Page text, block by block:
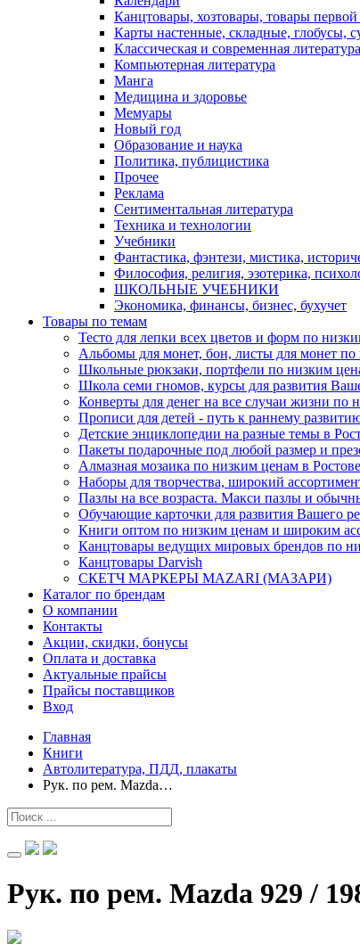
Канцтовары, хозтовары, товары
Карты настенные, складные, глобусы,
Классическая и современная литература
Компьютерная литература
Манга
Медицина и здоровье
Мемуары
Новый год
Образование и наука
Политика, публицистика
Прочее
Реклама
Сентиментальная литература
Техника и технологии
Учебники
Фантастика, фэнтези, мистика,
Философия, религия, эзотерика,
ШКОЛЬНЫЕ УЧЕБНИКИ
Экономика, финансы, бизнес, бухучет
Товары по темам
Тесто для лепки всех цветов и форм по
Альбомы для монет, бон, листы для монет
Школьные рюкзаки, портфели по низким
Школа семи гномов, курсы для развития
Конверты для денег на все случаи жизни по
Прописи для детей - путь к раннему
Детские энциклопедии на разные темы в
Пакеты подарочные под любой размер и
Алмазная мозаика по низким ценам в
Наборы для творчества, широкий
Пазлы на все возраста. Макси пазлы и
Обучающие карточки для развития Вашего
Книги оптом по низким ценам и широким
Канцтовары ведущих мировых брендов по
Канцтовары Darvish
СКЕТЧ МАРКЕРЫ MAZARI (МАЗАРИ)
Каталог по брендам
О компании
Контакты
Акции, скидки, бонусы
Оплата и доставка
Актуальные прайсы
Прайсы поставщиков
Вход
Главная
Книги
Автолитература, ПДД, плакаты
Рук. по рем. Mazda…
Рук. по рем. Mazda 929 /